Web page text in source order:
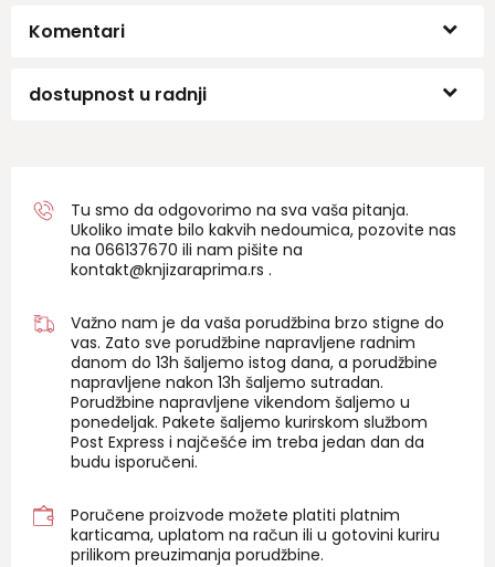
Komentari
dostupnost u radnji
Tu smo da odgovorimo na sva vaša pitanja.
Ukoliko imate bilo kakvih nedoumica, pozovite nas
na 066137670 ili nam pišite na
kontakt@knjizaraprima.rs .
Važno nam je da vaša porudžbina brzo stigne do
vas. Zato sve porudžbine napravljene radnim
danom do 13h šaljemo istog dana, a porudžbine
napravljene nakon 13h šaljemo sutradan.
Porudžbine napravljene vikendom šaljemo u
ponedeljak. Pakete šaljemo kurirskom službom
Post Express i najčešće im treba jedan dan da
budu isporučeni.
Poručene proizvode možete platiti platnim
karticama, uplatom na račun ili u gotovini kuriru
prilikom preuzimanja porudžbine.